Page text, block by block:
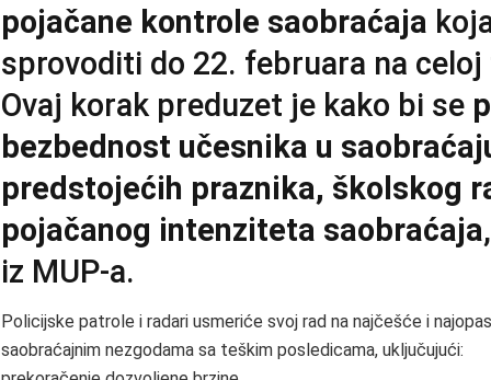
pojačane kontrole saobraćaja
sprovoditi do 22. februara na
Ovaj korak preduzet je kako bi se
bezbednost učesnika u
predstojećih praznika, školskog
pojačanog intenziteta saobraćaja
iz MUP-a.
Policijske patrole i radari usmeriće svoj rad na najčešće i
saobraćajnim nezgodama sa teškim posledicama, uključujući: